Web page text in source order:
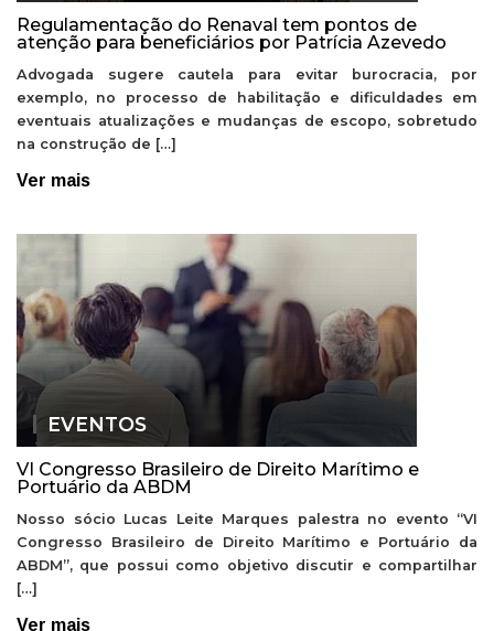
Regulamentação do Renaval tem pontos de
atenção para beneficiários por Patrícia Azevedo
Advogada sugere cautela para evitar burocracia, por
exemplo, no processo de habilitação e dificuldades em
eventuais atualizações e mudanças de escopo, sobretudo
na construção de […]
Ver mais
EVENTOS
VI Congresso Brasileiro de Direito Marítimo e
Portuário da ABDM
Nosso sócio Lucas Leite Marques palestra no evento “VI
Congresso Brasileiro de Direito Marítimo e Portuário da
ABDM”, que possui como objetivo discutir e compartilhar
[…]
Ver mais